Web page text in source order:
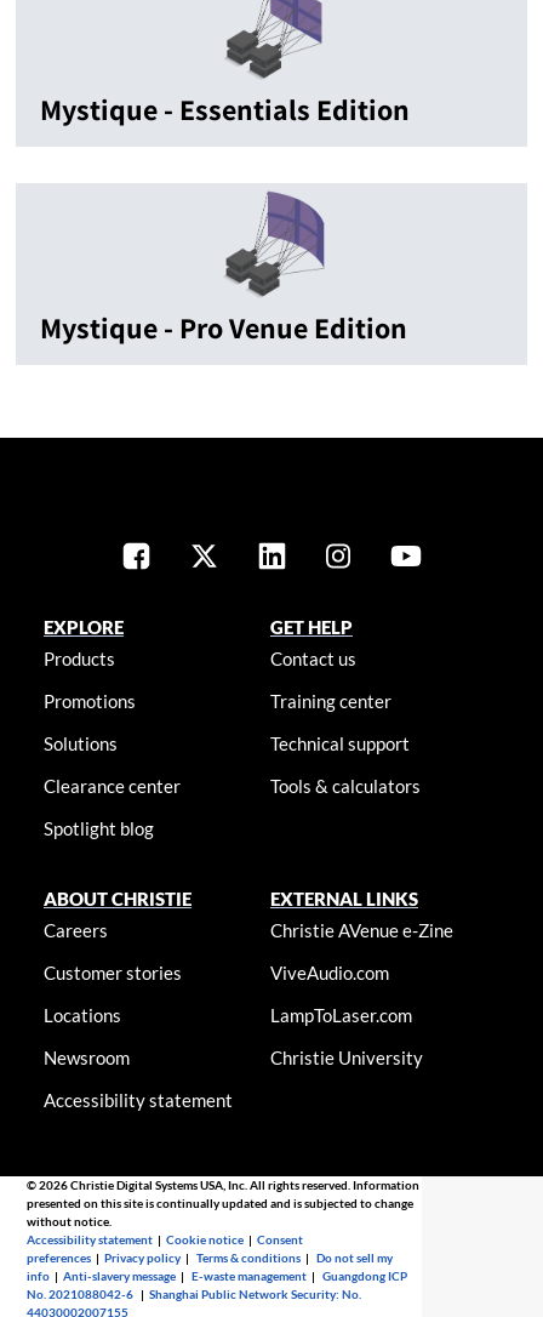
Mystique - Essentials Edition
Mystique - Pro Venue Edition
EXPLORE
Products
Promotions
Solutions
Clearance center
Spotlight blog
GET HELP
Contact us
Training center
Technical support
Tools & calculators
ABOUT CHRISTIE
Careers
Customer stories
Locations
Newsroom
Accessibility statement
EXTERNAL LINKS
Christie AVenue e-Zine
ViveAudio.com
LampToLaser.com
Christie University
© 2026 Christie Digital Systems USA, Inc. All rights reserved. Information
presented on this site is continually updated and is subjected to change
without notice.
Accessibility statement |Cookie notice |Consent
preferences |Privacy policy |Terms & conditions |Do not sell my
info |Anti-slavery message |E-waste management |Guangdong ICP
No. 2021088042-6 |Shanghai Public Network Security: No.
44030002007155